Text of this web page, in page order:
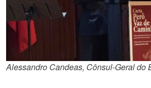
Alessandro Candeas, Cônsul-Geral do